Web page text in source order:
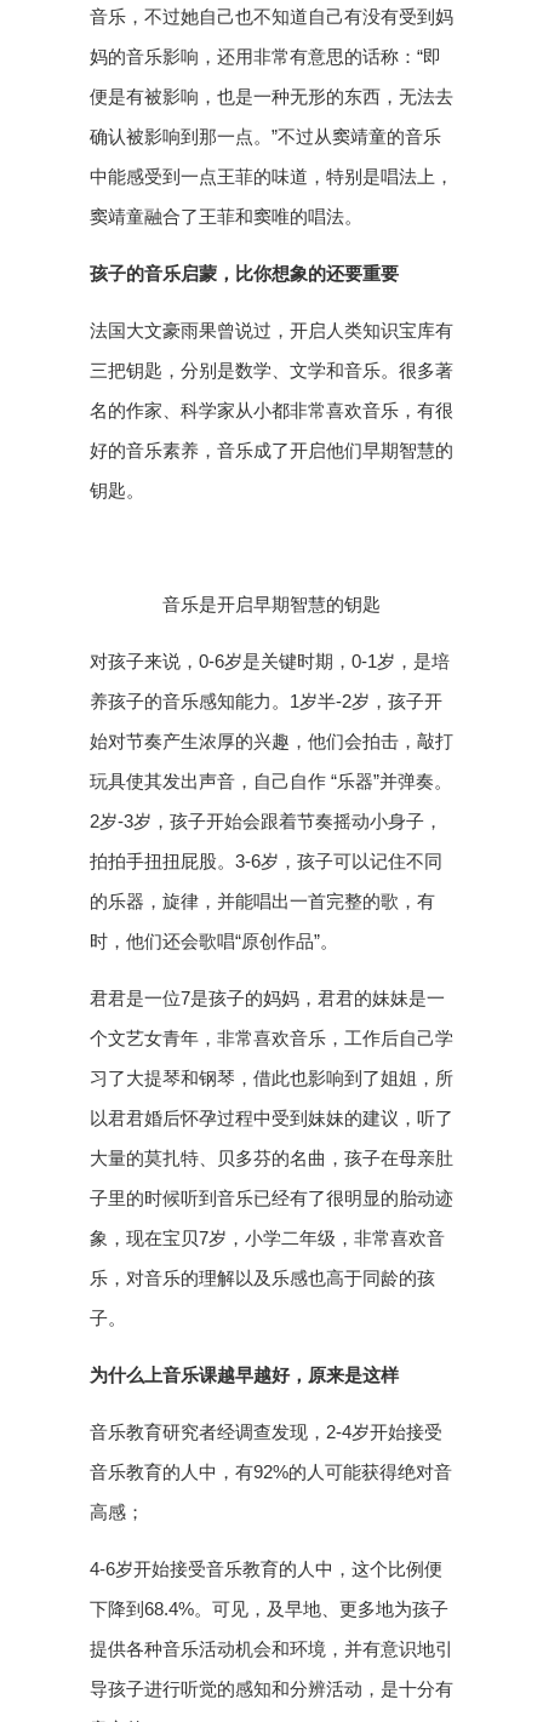
音乐，不过她自己也不知道自己有没有受到妈
妈的音乐影响，还用非常有意思的话称：“即
便是有被影响，也是一种无形的东西，无法去
确认被影响到那一点。”不过从窦靖童的音乐
中能感受到一点王菲的味道，特别是唱法上，
窦靖童融合了王菲和窦唯的唱法。
孩子的音乐启蒙，比你想象的还要重要
法国大文豪雨果曾说过，开启人类知识宝库有
三把钥匙，分别是数学、文学和音乐。很多著
名的作家、科学家从小都非常喜欢音乐，有很
好的音乐素养，音乐成了开启他们早期智慧的
钥匙。
音乐是开启早期智慧的钥匙
对孩子来说，0-6岁是关键时期，0-1岁，是培
养孩子的音乐感知能力。1岁半-2岁，孩子开
始对节奏产生浓厚的兴趣，他们会拍击，敲打
玩具使其发出声音，自己自作 “乐器”并弹奏。
2岁-3岁，孩子开始会跟着节奏摇动小身子，
拍拍手扭扭屁股。3-6岁，孩子可以记住不同
的乐器，旋律，并能唱出一首完整的歌，有
时，他们还会歌唱“原创作品”。
君君是一位7是孩子的妈妈，君君的妹妹是一
个文艺女青年，非常喜欢音乐，工作后自己学
习了大提琴和钢琴，借此也影响到了姐姐，所
以君君婚后怀孕过程中受到妹妹的建议，听了
大量的莫扎特、贝多芬的名曲，孩子在母亲肚
子里的时候听到音乐已经有了很明显的胎动迹
象，现在宝贝7岁，小学二年级，非常喜欢音
乐，对音乐的理解以及乐感也高于同龄的孩
子。
为什么上音乐课越早越好，原来是这样
音乐教育研究者经调查发现，2-4岁开始接受
音乐教育的人中，有92%的人可能获得绝对音
高感；
4-6岁开始接受音乐教育的人中，这个比例便
下降到68.4%。可见，及早地、更多地为孩子
提供各种音乐活动机会和环境，并有意识地引
导孩子进行听觉的感知和分辨活动，是十分有